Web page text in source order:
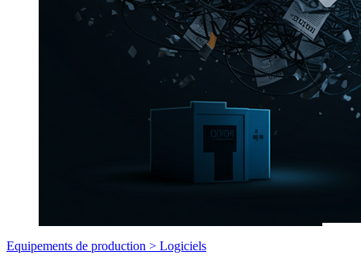
Equipements de production > Logiciels